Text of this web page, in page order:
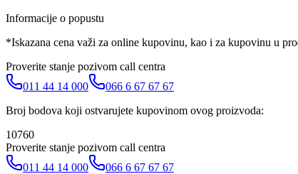
Informacije o popustu
*Iskazana cena važi za online kupovinu, kao i za kupovinu u
Proverite stanje pozivom call centra
011 44 14 000
066 6 67 67 67
Broj bodova koji ostvarujete kupovinom ovog proizvoda:
10760
Proverite stanje pozivom call centra
011 44 14 000
066 6 67 67 67